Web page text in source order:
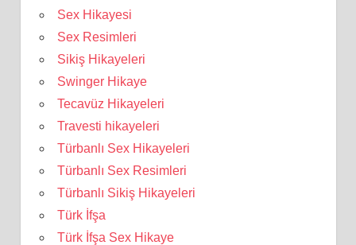
Sex Hikayesi
Sex Resimleri
Sikiş Hikayeleri
Swinger Hikaye
Tecavüz Hikayeleri
Travesti hikayeleri
Türbanlı Sex Hikayeleri
Türbanlı Sex Resimleri
Türbanlı Sikiş Hikayeleri
Türk İfşa
Türk İfşa Sex Hikaye